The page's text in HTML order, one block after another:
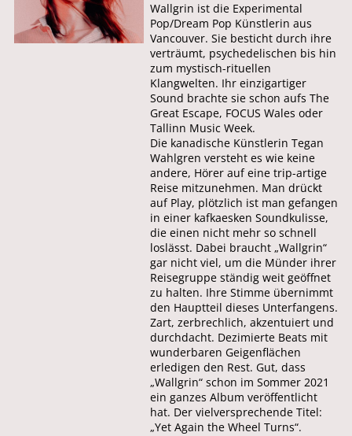
Wallgrin ist die Experimental
Pop/Dream Pop Künstlerin aus
Vancouver. Sie besticht durch ihre
verträumt, psychedelischen bis hin
zum mystisch-rituellen
Klangwelten. Ihr einzigartiger
Sound brachte sie schon aufs The
Great Escape, FOCUS Wales oder
Tallinn Music Week.
Die kanadische Künstlerin Tegan
Wahlgren versteht es wie keine
andere, Hörer auf eine trip-artige
Reise mitzunehmen. Man drückt
auf Play, plötzlich ist man gefangen
in einer kafkaesken Soundkulisse,
die einen nicht mehr so schnell
loslässt. Dabei braucht „Wallgrin“
gar nicht viel, um die Münder ihrer
Reisegruppe ständig weit geöffnet
zu halten. Ihre Stimme übernimmt
den Hauptteil dieses Unterfangens.
Zart, zerbrechlich, akzentuiert und
durchdacht. Dezimierte Beats mit
wunderbaren Geigenflächen
erledigen den Rest. Gut, dass
„Wallgrin“ schon im Sommer 2021
ein ganzes Album veröffentlicht
hat. Der vielversprechende Titel:
„Yet Again the Wheel Turns“.